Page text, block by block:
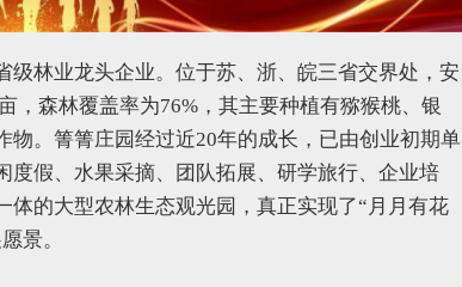
林业龙头企业。位于苏、浙、皖三省交界处，安
，森林覆盖率为76%，其主要种植有猕猴桃、银
。箐箐庄园经过近20年的成长，已由创业初期单
假、水果采摘、团队拓展、研学旅行、企业培
的大型农林生态观光园，真正实现了“月月有花
景。